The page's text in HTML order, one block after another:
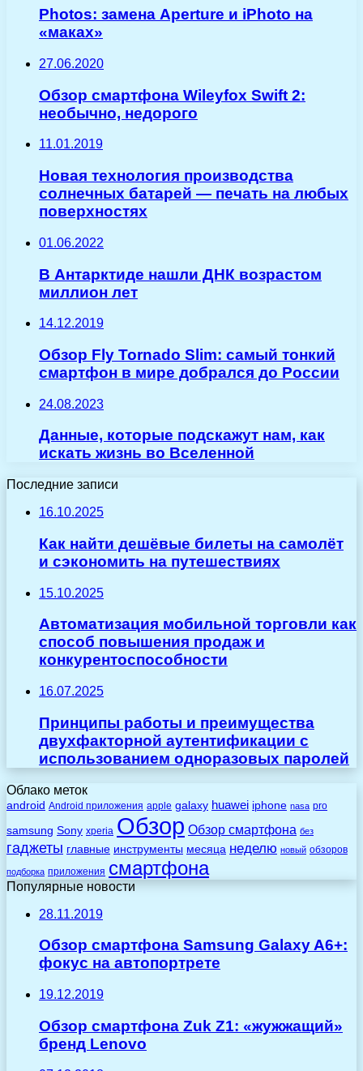
Photos: замена Aperture и iPhoto на
«маках»
27.06.2020
Обзор смартфона Wileyfox Swift 2:
необычно, недорого
11.01.2019
Новая технология производства
солнечных батарей — печать на любых
поверхностях
01.06.2022
В Антарктиде нашли ДНК возрастом
миллион лет
14.12.2019
Обзор Fly Tornado Slim: самый тонкий
смартфон в мире добрался до России
24.08.2023
Данные, которые подскажут нам, как
искать жизнь во Вселенной
Последние записи
16.10.2025
Как найти дешёвые билеты на самолёт
и сэкономить на путешествиях
15.10.2025
Автоматизация мобильной торговли как
способ повышения продаж и
конкурентоспособности
16.07.2025
Принципы работы и преимущества
двухфакторной аутентификации с
использованием одноразовых паролей
Облако меток
android Android приложения apple galaxy huawei iphone nasa pro
samsung Sony xperia Обзор Обзор смартфона без
гаджеты главные инструменты месяца неделю новый обзоров
подборка приложения смартфона
Популярные новости
28.11.2019
Обзор смартфона Samsung Galaxy A6+:
фокус на автопортрете
19.12.2019
Обзор смартфона Zuk Z1: «жужжащий»
бренд Lenovo